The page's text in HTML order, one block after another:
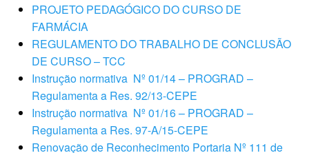
PROJETO PEDAGÓGICO DO CURSO DE
FARMÁCIA
REGULAMENTO DO TRABALHO DE CONCLUSÃO
DE CURSO – TCC
Instrução normativa Nº 01/14 – PROGRAD –
Regulamenta a Res. 92/13-CEPE
Instrução normativa Nº 01/16 – PROGRAD –
Regulamenta a Res. 97-A/15-CEPE
Renovação de Reconhecimento Portaria Nº 111 de